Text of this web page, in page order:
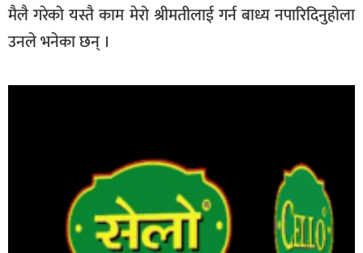
मैलै गरेको यस्तै काम मेरो श्रीमतीलाई गर्न बाध्य नपारिदिनुहोला
उनले भनेका छन् ।